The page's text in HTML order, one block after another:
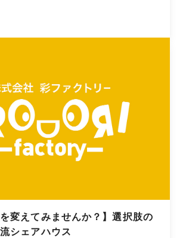
を変えてみませんか？】選択肢の
シェアハウス